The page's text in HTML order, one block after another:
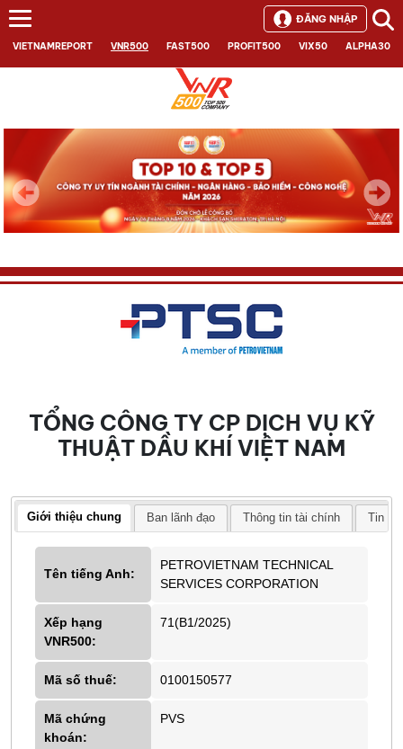
VIETNAMREPORT VNR500 FAST500 PROFIT500 VIX50 ALPHA30
ĐĂNG NHẬP
Next
TỔNG CÔNG TY CP DỊCH VỤ KỸ
THUẬT DẦU KHÍ VIỆT NAM
Giới thiệu chung Ban lãnh đạo Thông tin tài chính Tin
Tên tiếng Anh:
PETROVIETNAM TECHNICAL
SERVICES CORPORATION
Xếp hạng
VNR500:
71(B1/2025)
Mã số thuế: 0100150577
Mã chứng
khoán:
PVS